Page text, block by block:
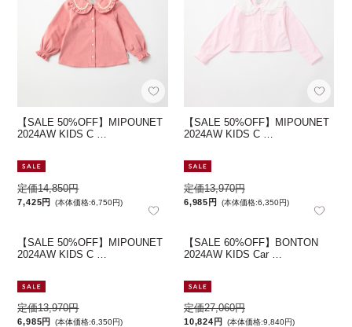
【SALE 50%OFF】MIPOUNET
2024AW KIDS C …
定価14,850円
7,425円 (本体価格:6,750円)
【SALE 50%OFF】MIPOUNET
2024AW KIDS C …
定価13,970円
6,985円 (本体価格:6,350円)